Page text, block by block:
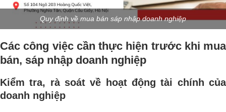
Quy định về mua bán sáp nhập doanh nghiệp
Các công việc cần thực hiện trước khi mua
bán, sáp nhập doanh nghiệp
Kiểm tra, rà soát về hoạt động tài chính của
doanh nghiệp